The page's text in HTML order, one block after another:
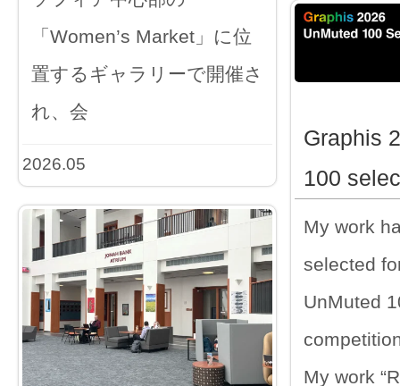
「Women’s Market」に位
置するギャラリーで開催さ
れ、会
2026.05
Graphis
100
My work
selected
UnMuted
My work